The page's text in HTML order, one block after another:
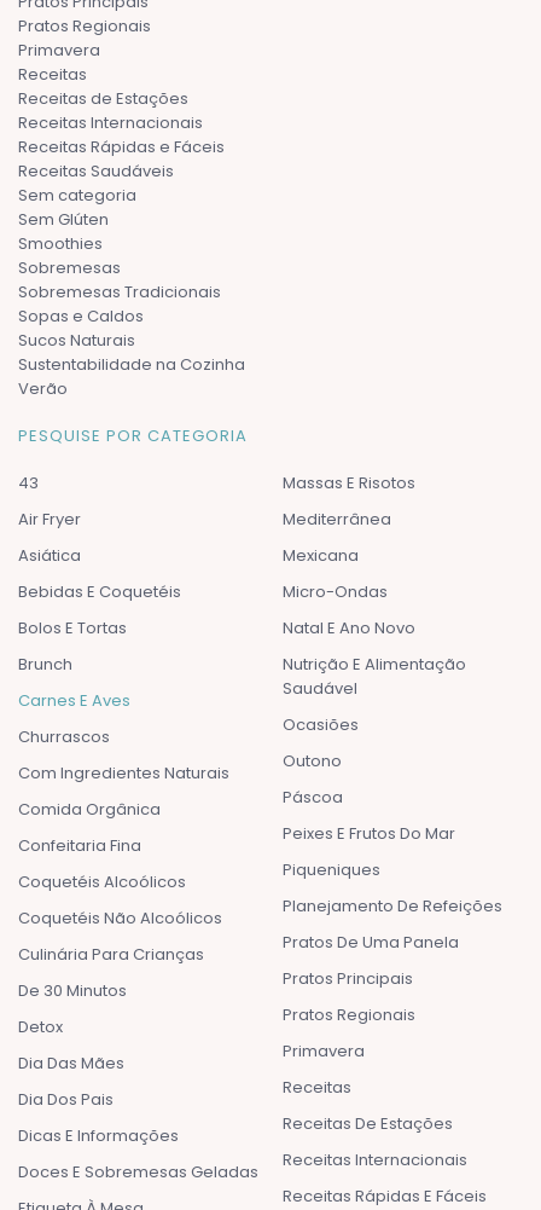
Pratos Regionais
Primavera
Receitas
Receitas de Estações
Receitas Internacionais
Receitas Rápidas e Fáceis
Receitas Saudáveis
Sem categoria
Sem Glúten
Smoothies
Sobremesas
Sobremesas Tradicionais
Sopas e Caldos
Sucos Naturais
Sustentabilidade na Cozinha
Verão
PESQUISE POR CATEGORIA
43
Air Fryer
Asiática
Bebidas E Coquetéis
Bolos E Tortas
Brunch
Carnes E Aves
Churrascos
Com Ingredientes Naturais
Comida Orgânica
Confeitaria Fina
Coquetéis Alcoólicos
Coquetéis Não Alcoólicos
Culinária Para Crianças
De 30 Minutos
Detox
Dia Das Mães
Dia Dos Pais
Dicas E Informações
Doces E Sobremesas Geladas
Massas E Risotos
Mediterrânea
Mexicana
Micro-Ondas
Natal E Ano Novo
Nutrição E Alimentação
Saudável
Ocasiões
Outono
Páscoa
Peixes E Frutos Do Mar
Piqueniques
Planejamento De Refeições
Pratos De Uma Panela
Pratos Principais
Pratos Regionais
Primavera
Receitas
Receitas De Estações
Receitas Internacionais
Receitas Rápidas E Fáceis